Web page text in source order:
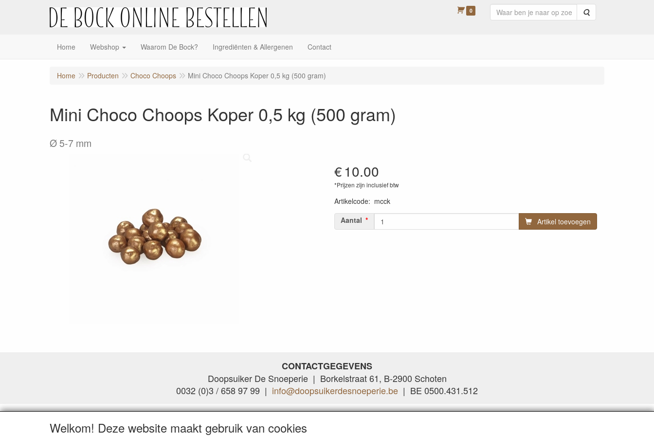
0 Zoeken
Home Webshop Waarom De Bock? Ingrediënten & Allergenen Contact
Home Producten Choco Choops Mini Choco Choops Koper 0,5 kg (500 gram)
Mini Choco Choops Koper 0,5 kg (500 gram)
Ø 5-7 mm
€10.00
*Prijzen zijn inclusief btw
Artikelcode: mcck
Aantal
Artikel toevoegen
CONTACTGEGEVENS
Doopsuiker De Snoeperie | Borkelstraat 61, B-2900 Schoten
0032 (0)3 / 658 97 99 | info@doopsuikerdesnoeperie.be | BE 0500.431.512
Welkom! Deze website maakt gebruik van cookies